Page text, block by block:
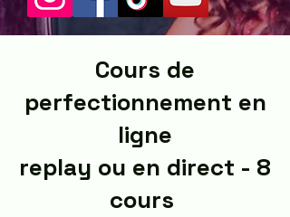
Cours de
perfectionnement en
ligne
replay ou en direct - 8
cours